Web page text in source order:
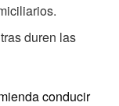
duren las
conducir